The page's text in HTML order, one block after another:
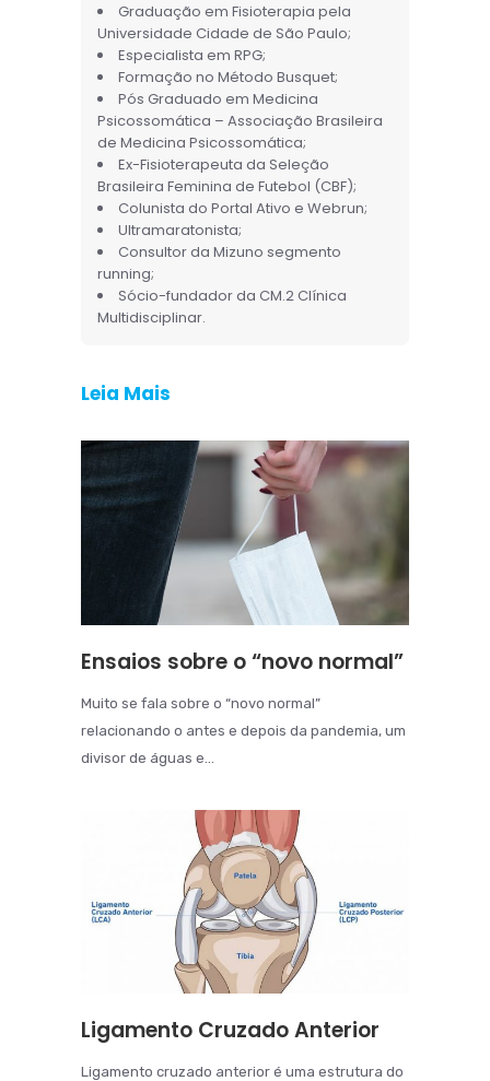
Graduação em Fisioterapia pela
Universidade Cidade de São Paulo;
Especialista em RPG;
Formação no Método Busquet;
Pós Graduado em Medicina
Psicossomática – Associação Brasileira
de Medicina Psicossomática;
Ex-Fisioterapeuta da Seleção
Brasileira Feminina de Futebol (CBF);
Colunista do Portal Ativo e Webrun;
Ultramaratonista;
Consultor da Mizuno segmento
running;
Sócio-fundador da CM.2 Clínica
Multidisciplinar.
Leia Mais
Ensaios sobre o “novo normal”
Muito se fala sobre o “novo normal”
relacionando o antes e depois da pandemia, um
divisor de águas e...
Ligamento Cruzado Anterior
Ligamento cruzado anterior é uma estrutura do